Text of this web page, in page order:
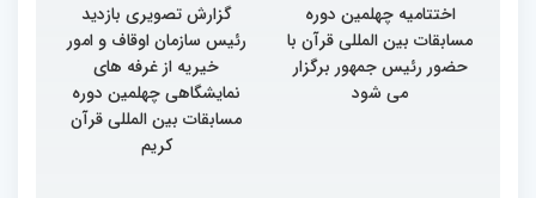
اختتامیه چهلمین دوره
مسابقات بین المللی قرآن با
حضور رئیس جمهور برگزار
می شود
گزارش تصویری بازدید
رئیس سازمان اوقاف و امور
خیریه از غرفه های
نمایشگاهی چهلمین دوره
مسابقات بین المللی قرآن
کریم